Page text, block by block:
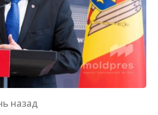
назад